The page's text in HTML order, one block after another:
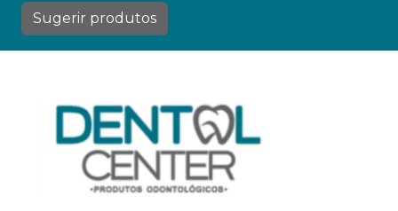
Sugerir produtos